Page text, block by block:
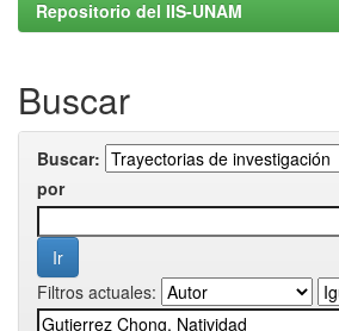
Repositorio del IIS-UNAM
Buscar
Buscar:
por
Filtros actuales: